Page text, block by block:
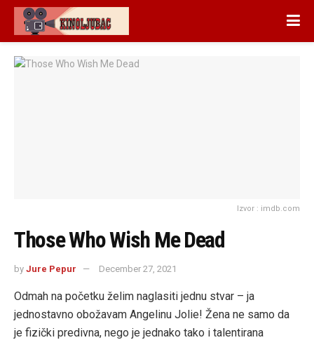
Izvor : imdb.com
Those Who Wish Me Dead
by Jure Pepur December 27, 2021
Odmah na početku želim naglasiti jednu stvar – ja
jednostavno obožavam Angelinu Jolie! Žena ne samo da
je fizički predivna, nego je jednako tako i talentirana